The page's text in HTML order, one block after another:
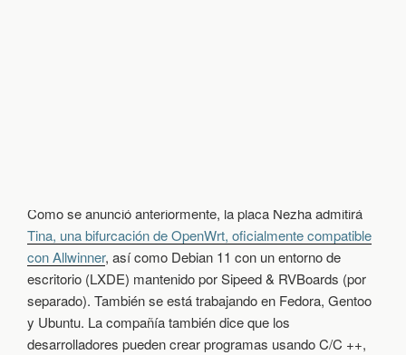
Como se anunció anteriormente, la placa Nezha admitirá
Tina, una bifurcación de OpenWrt, oficialmente compatible
con Allwinner, así como Debian 11 con un entorno de
escritorio (LXDE) mantenido por Sipeed & RVBoards (por
separado). También se está trabajando en Fedora, Gentoo
y Ubuntu. La compañía también dice que los
desarrolladores pueden crear programas usando C/C ++,